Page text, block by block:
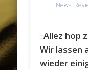
News,
Allez hop
Wir lassen
wieder